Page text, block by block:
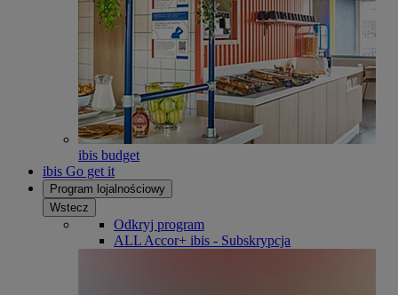
ibis budget
ibis Go get it
Program lojalnościowy
Wstecz
Odkryj program
ALL Accor+ ibis - Subskrypcja